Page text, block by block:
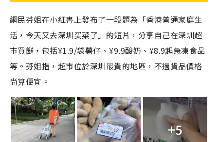
網民芬姐在小紅書上發布了一段題為「香港普通家庭生
活，今天又去深圳买菜了」的短片，分享自己在深圳超
市買餸，包括¥1.9/袋薯仔、¥9.9酸奶、¥8.9起急凍食品
等。芬姐指，超市位於深圳最貴的地區，不過貨品價格
尚算便宜。
+5